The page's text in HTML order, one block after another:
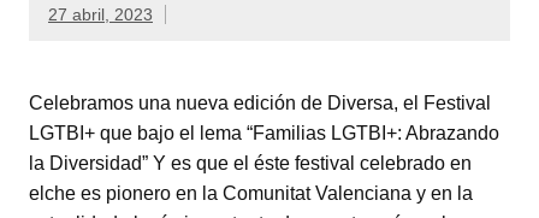
27 abril, 2023
Celebramos una nueva edición de Diversa, el Festival
LGTBI+ que bajo el lema “Familias LGTBI+: Abrazando
la Diversidad” Y es que el éste festival celebrado en
elche es pionero en la Comunitat Valenciana y en la